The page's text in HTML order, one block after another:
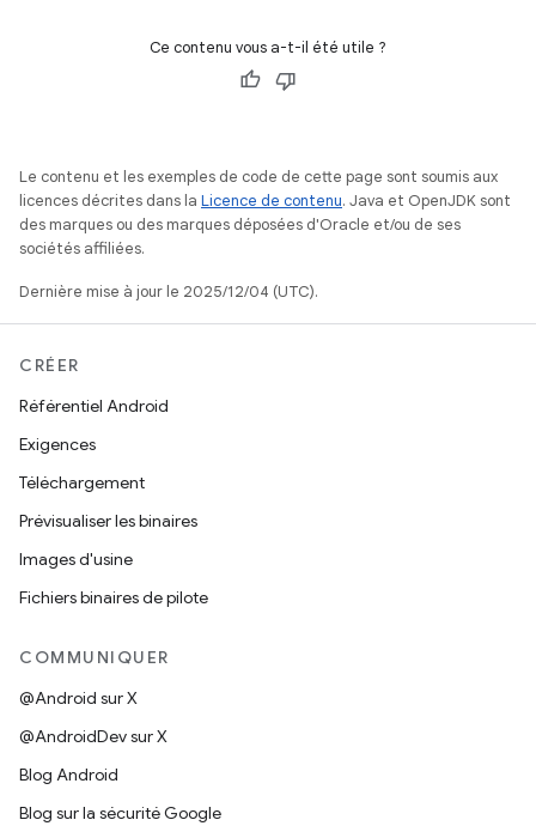
Ce contenu vous a-t-il été utile ?
Le contenu et les exemples de code de cette page sont soumis aux
licences décrites dans la Licence de contenu. Java et OpenJDK sont
des marques ou des marques déposées d'Oracle et/ou de ses
sociétés affiliées.
Dernière mise à jour le 2025/12/04 (UTC).
CRÉER
Référentiel Android
Exigences
Téléchargement
Prévisualiser les binaires
Images d'usine
Fichiers binaires de pilote
COMMUNIQUER
@Android sur X
@AndroidDev sur X
Blog Android
Blog sur la sécurité Google